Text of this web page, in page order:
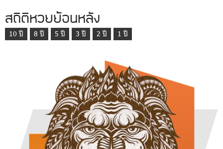
สถิติหวยย้อนหลัง
10 ปี 8 ปี 5 ปี 3 ปี 2 ปี 1 ปี